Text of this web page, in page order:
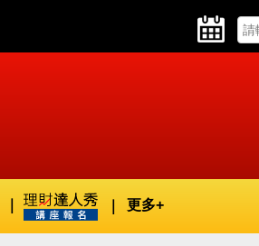
更多+